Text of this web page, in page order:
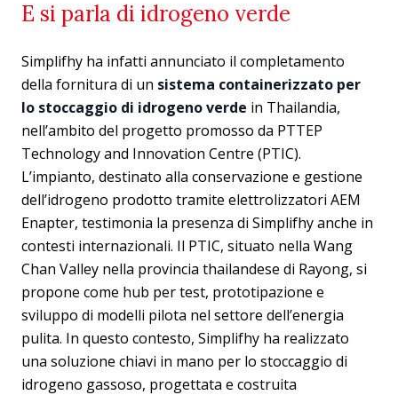
E si parla di idrogeno verde
Simplifhy ha infatti annunciato il completamento
della fornitura di un sistema containerizzato per
lo stoccaggio di idrogeno verde in Thailandia,
nell’ambito del progetto promosso da PTTEP
Technology and Innovation Centre (PTIC).
L’impianto, destinato alla conservazione e gestione
dell’idrogeno prodotto tramite elettrolizzatori AEM
Enapter, testimonia la presenza di Simplifhy anche in
contesti internazionali. Il PTIC, situato nella Wang
Chan Valley nella provincia thailandese di Rayong, si
propone come hub per test, prototipazione e
sviluppo di modelli pilota nel settore dell’energia
pulita. In questo contesto, Simplifhy ha realizzato
una soluzione chiavi in mano per lo stoccaggio di
idrogeno gassoso, progettata e costruita